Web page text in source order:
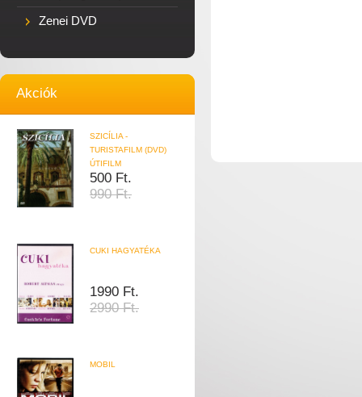
Zenei DVD
Akciók
SZICÍLIA -
TURISTAFILM (DVD)
ÚTIFILM
500 Ft.
990 Ft.
CUKI HAGYATÉKA
1990 Ft.
2990 Ft.
MOBIL